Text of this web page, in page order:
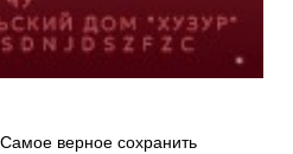
верное сохранить